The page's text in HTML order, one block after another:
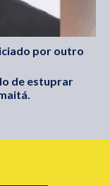
por outro
de estuprar